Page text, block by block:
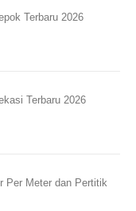
Terbaru 2026
Terbaru 2026
Per Meter dan Pertitik